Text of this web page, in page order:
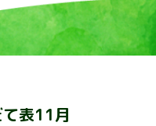
表11月